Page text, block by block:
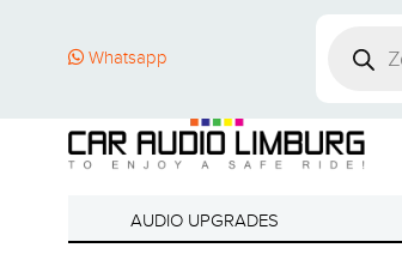
Whatsapp
AUDIO UPGRADES